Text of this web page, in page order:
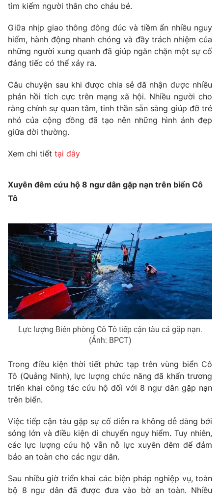
tìm kiếm người thân cho cháu bé.
Giữa nhịp giao thông đông đúc và tiềm ẩn nhiều nguy
hiểm, hành động nhanh chóng và đầy trách nhiệm của
những người xung quanh đã giúp ngăn chặn một sự cố
đáng tiếc có thể xảy ra.
Câu chuyện sau khi được chia sẻ đã nhận được nhiều
phản hồi tích cực trên mạng xã hội. Nhiều người cho
rằng chính sự quan tâm, tinh thần sẵn sàng giúp đỡ trẻ
nhỏ của cộng đồng đã tạo nên những hình ảnh đẹp
giữa đời thường.
Xem chi tiết tại đây
Xuyên đêm cứu hộ 8 ngư dân gặp nạn trên biển Cô
Tô
Lực lượng Biên phòng Cô Tô tiếp cận tàu cá gặp nạn.
(Ảnh: BPCT)
Trong điều kiện thời tiết phức tạp trên vùng biển Cô
Tô (Quảng Ninh), lực lượng chức năng đã khẩn trương
triển khai công tác cứu hộ đối với 8 ngư dân gặp nạn
trên biển.
Việc tiếp cận tàu gặp sự cố diễn ra không dễ dàng bởi
sóng lớn và điều kiện di chuyển nguy hiểm. Tuy nhiên,
các lực lượng cứu hộ vẫn nỗ lực xuyên đêm để đảm
bảo an toàn cho các ngư dân.
Sau nhiều giờ triển khai các biện pháp nghiệp vụ, toàn
bộ 8 ngư dân đã được đưa vào bờ an toàn. Nhiều